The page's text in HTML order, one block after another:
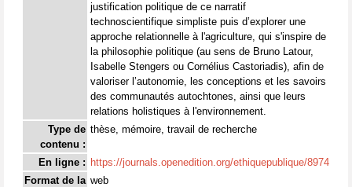
justification politique de ce narratif
technoscientifique simpliste puis d’explorer une
approche relationnelle à l'agriculture, qui s'inspire de
la philosophie politique (au sens de Bruno Latour,
Isabelle Stengers ou Cornélius Castoriadis), afin de
valoriser l’autonomie, les conceptions et les savoirs
des communautés autochtones, ainsi que leurs
relations holistiques à l'environnement.
Type de
contenu :
thèse, mémoire, travail de recherche
En ligne : https://journals.openedition.org/ethiquepublique/8974
Format de la web